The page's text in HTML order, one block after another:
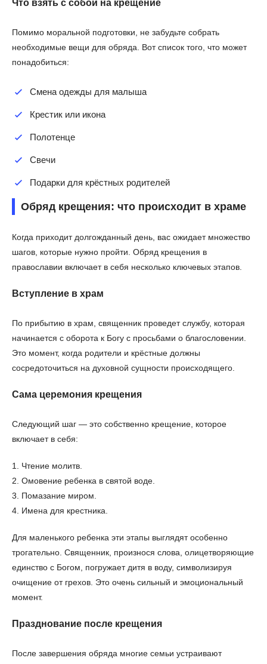
Что взять с собой на крещение
Помимо моральной подготовки, не забудьте собрать
необходимые вещи для обряда. Вот список того, что может
понадобиться:
Смена одежды для малыша
Крестик или икона
Полотенце
Свечи
Подарки для крёстных родителей
Обряд крещения: что происходит в храме
Когда приходит долгожданный день, вас ожидает множество
шагов, которые нужно пройти. Обряд крещения в
православии включает в себя несколько ключевых этапов.
Вступление в храм
По прибытию в храм, священник проведет службу, которая
начинается с оборота к Богу с просьбами о благословении.
Это момент, когда родители и крёстные должны
сосредоточиться на духовной сущности происходящего.
Сама церемония крещения
Следующий шаг — это собственно крещение, которое
включает в себя:
1. Чтение молитв.
2. Омовение ребенка в святой воде.
3. Помазание миром.
4. Имена для крестника.
Для маленького ребенка эти этапы выглядят особенно
трогательно. Священник, произнося слова, олицетворяющие
единство с Богом, погружает дитя в воду, символизируя
очищение от грехов. Это очень сильный и эмоциональный
момент.
Празднование после крещения
После завершения обряда многие семьи устраивают